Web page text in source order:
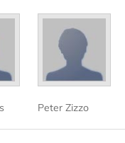
Peter Zizzo